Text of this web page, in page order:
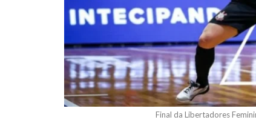
Final da Libertadores